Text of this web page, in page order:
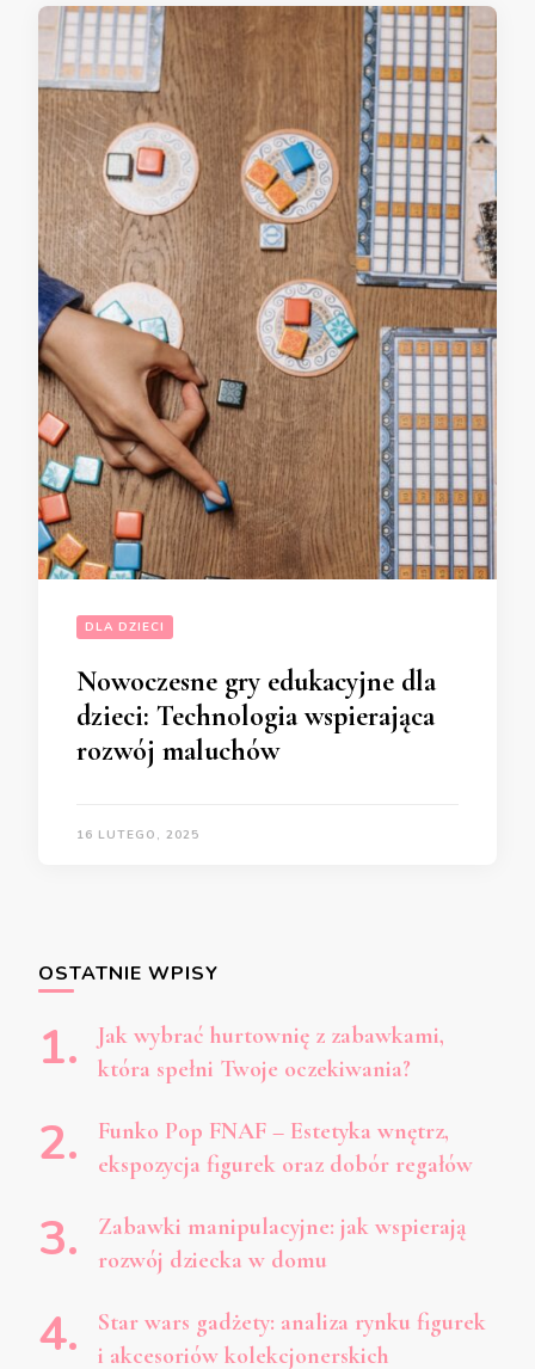
DLA DZIECI
Nowoczesne gry edukacyjne dla
dzieci: Technologia wspierająca
rozwój maluchów
16 LUTEGO, 2025
OSTATNIE WPISY
Jak wybrać hurtownię z zabawkami,
która spełni Twoje oczekiwania?
Funko Pop FNAF – Estetyka wnętrz,
ekspozycja figurek oraz dobór regałów
Zabawki manipulacyjne: jak wspierają
rozwój dziecka w domu
Star wars gadżety: analiza rynku figurek
i akcesoriów kolekcjonerskich